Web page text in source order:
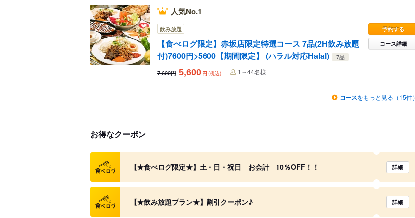
人気No.1
飲み放題
【食べログ限定】赤坂店限定特選コース 7品(2H飲み放題
付)7600円>5600【期間限定】 (ハラル対応Halal)
7品
予約する
コース詳細
7,600円 5,600 円 (税込) 1～44名様
コースをもっと見る（15件）
お得なクーポン
クーポン
【★食べログ限定★】土・日・祝日 お会計 10％OFF！！ 詳細
クーポン
【★飲み放題プラン★】割引クーポン♪ 詳細